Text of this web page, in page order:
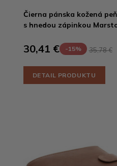
Čierna pánska kožená
s hnedou zápinkou
30,41 € -15% 35,78 €
DETAIL PRODUKTU